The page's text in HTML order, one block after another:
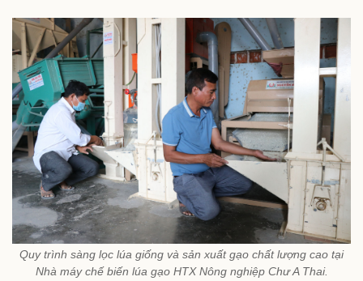
Quy trình sàng lọc lúa giống và sản xuất gạo chất lượng cao tại
Nhà máy chế biến lúa gạo HTX Nông nghiệp Chư A Thai.